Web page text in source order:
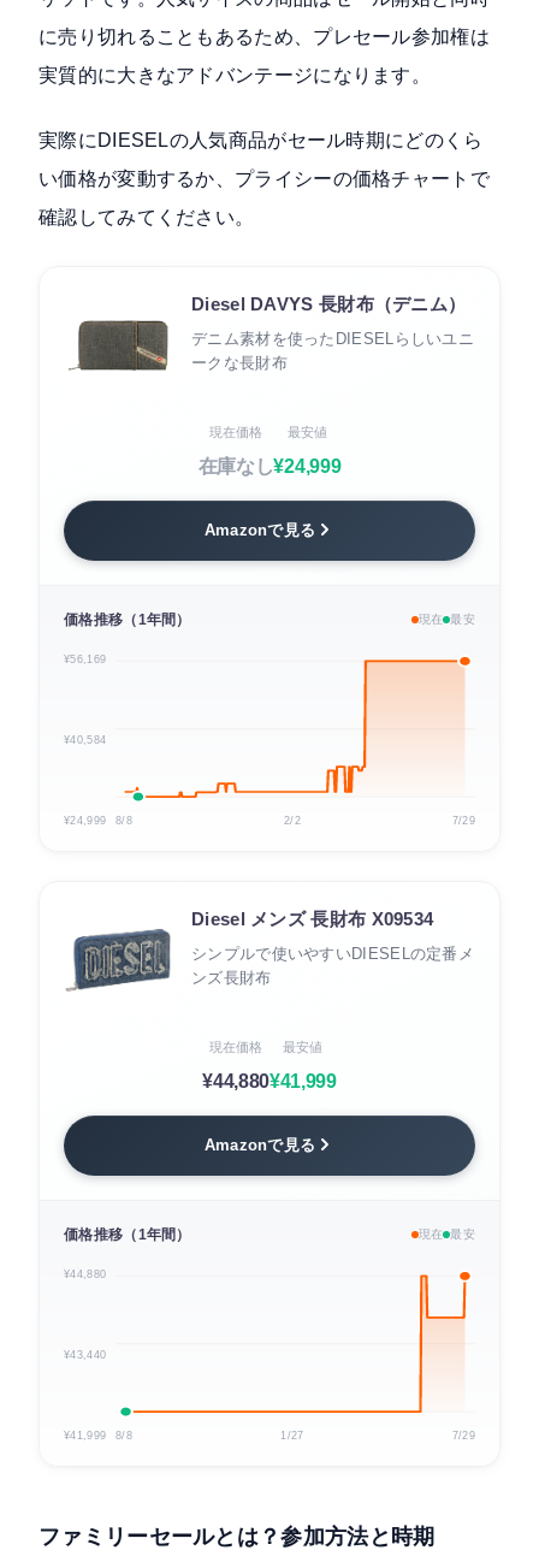
に売り切れることもあるため、プレセール参加権は
実質的に大きなアドバンテージになります。
実際にDIESELの人気商品がセール時期にどのくら
い価格が変動するか、プライシーの価格チャートで
確認してみてください。
Diesel DAVYS 長財布（デニム）
デニム素材を使ったDIESELらしいユニ
ークな長財布
現在価格
在庫なし
最安値
¥24,999
Amazonで見る
価格推移（1年間） 現在 最安
¥56,169
¥40,584
¥24,999 8/8 2/2 7/29
Diesel メンズ 長財布 X09534
シンプルで使いやすいDIESELの定番メ
ンズ長財布
現在価格
¥44,880
最安値
¥41,999
Amazonで見る
価格推移（1年間） 現在 最安
¥44,880
¥43,440
¥41,999 8/8 1/27 7/29
ファミリーセールとは？参加方法と時期